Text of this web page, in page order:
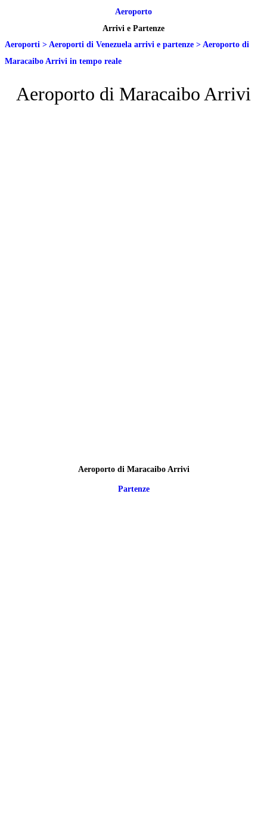
Aeroporto
Arrivi e Partenze
Aeroporti > Aeroporti di Venezuela arrivi e partenze > Aeroporto di
Maracaibo Arrivi in tempo reale
Aeroporto di Maracaibo Arrivi
Aeroporto di Maracaibo Arrivi
Partenze